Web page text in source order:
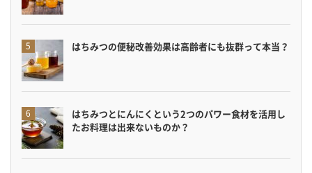
はちみつの便秘改善効果は高齢者にも抜群って本当？
はちみつとにんにくという2つのパワー食材を活用し
たお料理は出来ないものか？